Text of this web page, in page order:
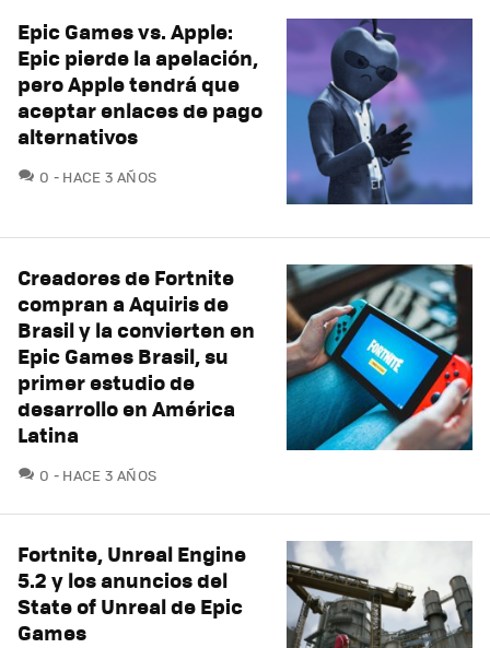
Epic Games vs. Apple:
Epic pierde la apelación,
pero Apple tendrá que
aceptar enlaces de pago
alternativos
0 COMENTARIOS
HACE 3 AÑOS
Creadores de Fortnite
compran a Aquiris de
Brasil y la convierten en
Epic Games Brasil, su
primer estudio de
desarrollo en América
Latina
0 COMENTARIOS
HACE 3 AÑOS
Fortnite, Unreal Engine
5.2 y los anuncios del
State of Unreal de Epic
Games